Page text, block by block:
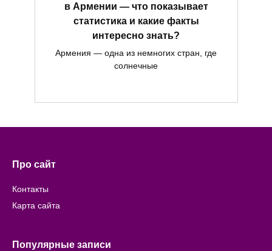
в Армении — что показывает
статистика и какие факты
интересно знать?
Армения — одна из немногих стран, где
солнечные
Про сайт
Контакты
Карта сайта
Популярные записи